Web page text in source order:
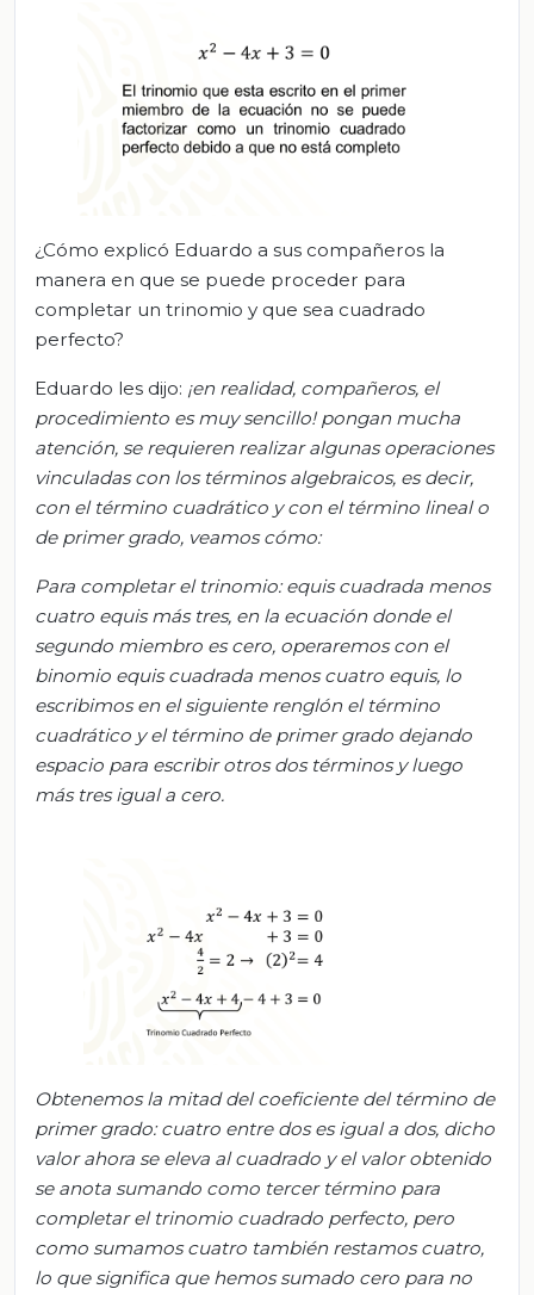
¿Cómo explicó Eduardo a sus compañeros la
manera en que se puede proceder para
completar un trinomio y que sea cuadrado
perfecto?
Eduardo les dijo: ¡en realidad, compañeros, el
procedimiento es muy sencillo! pongan mucha
atención, se requieren realizar algunas operaciones
vinculadas con los términos algebraicos, es decir,
con el término cuadrático y con el término lineal o
de primer grado, veamos cómo:
Para completar el trinomio: equis cuadrada menos
cuatro equis más tres, en la ecuación donde el
segundo miembro es cero, operaremos con el
binomio equis cuadrada menos cuatro equis, lo
escribimos en el siguiente renglón el término
cuadrático y el término de primer grado dejando
espacio para escribir otros dos términos y luego
más tres igual a cero.
Obtenemos la mitad del coeficiente del término de
primer grado: cuatro entre dos es igual a dos, dicho
valor ahora se eleva al cuadrado y el valor obtenido
se anota sumando como tercer término para
completar el trinomio cuadrado perfecto, pero
como sumamos cuatro también restamos cuatro,
lo que significa que hemos sumado cero para no